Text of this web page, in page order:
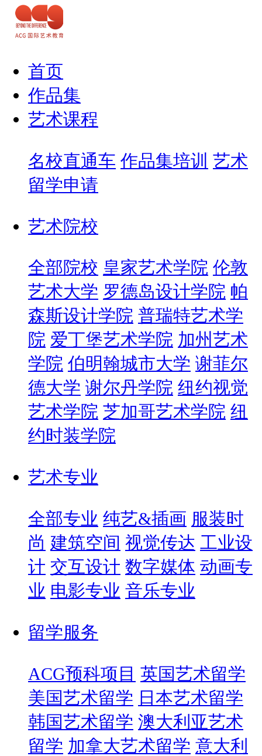
首页
作品集
艺术课程
名校直通车 作品集培训 艺术
留学申请
艺术院校
全部院校 皇家艺术学院 伦敦
艺术大学 罗德岛设计学院 帕
森斯设计学院 普瑞特艺术学
院 爱丁堡艺术学院 加州艺术
学院 伯明翰城市大学 谢菲尔
德大学 谢尔丹学院 纽约视觉
艺术学院 芝加哥艺术学院 纽
约时装学院
艺术专业
全部专业 纯艺&插画 服装时
尚 建筑空间 视觉传达 工业设
计 交互设计 数字媒体 动画专
业 电影专业 音乐专业
留学服务
ACG预科项目 英国艺术留学
美国艺术留学 日本艺术留学
韩国艺术留学 澳大利亚艺术
留学 加拿大艺术留学 意大利